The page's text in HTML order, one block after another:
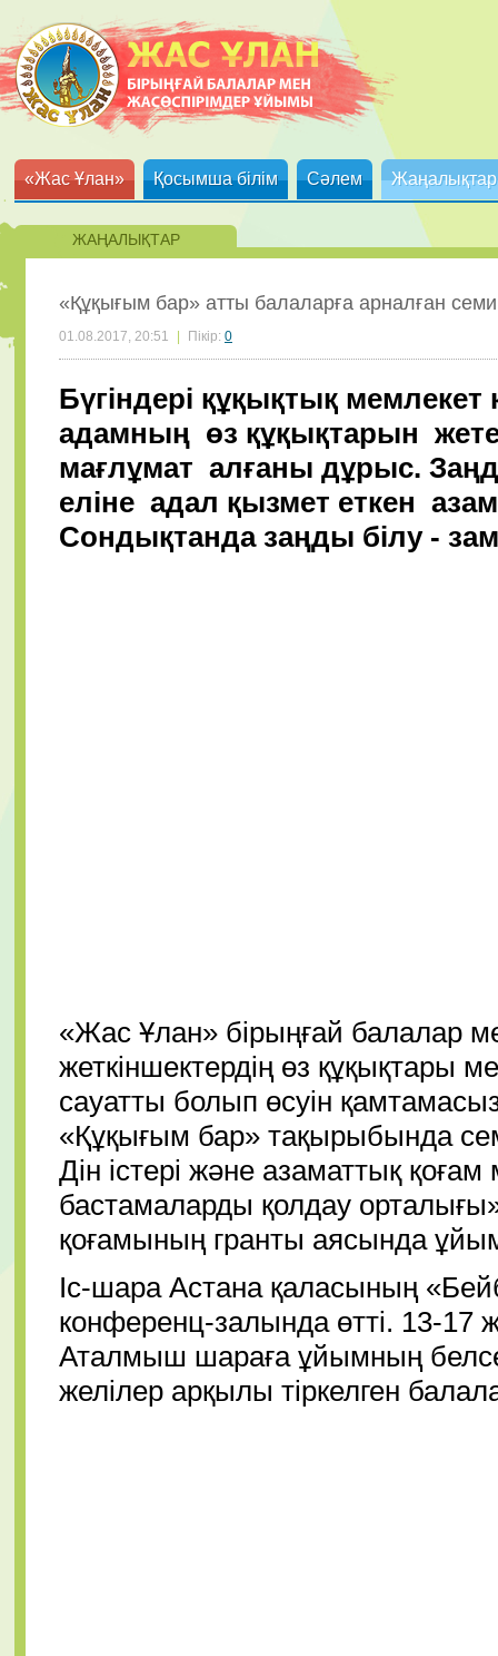
«Жас Ұлан» Қосымша білім Сәлем Жаңалықтар
ЖАҢАЛЫҚТАР
«Құқығым бар» атты балаларға арналған
01.08.2017, 20:51 Пікір: 0
Бүгіндері құқықтық
адамның өз құқықтарын жете
мағлұмат алғаны дұрыс.
еліне адал қызмет еткен
Сондықтанда заңды білу -
«Жас Ұлан» бірыңғай балалар
жеткіншектердің өз құқықтары
сауатты болып өсуін
«Құқығым бар» тақырыбында
Дін істері және азаматтық
бастамаларды қолдау
қоғамының гранты аясында
Іс-шара Астана қаласының
конференц-залында өтті. 13-
Аталмыш шараға ұйымның
желілер арқылы тіркелген